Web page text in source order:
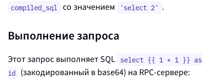
compiled_sql со значением 'select 2' .
Выполнение запроса
Этот запрос выполняет SQL select {{ 1 + 1 }} as
id (закодированный в base64) на RPC‑сервере: